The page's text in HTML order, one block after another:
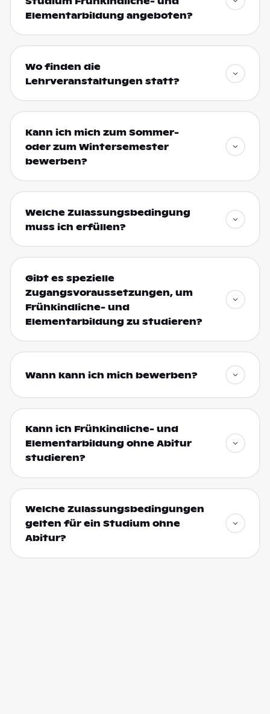
Elementarbildung angeboten?
Wo finden die
Lehrveranstaltungen statt?
Kann ich mich zum Sommer-
oder zum Wintersemester
bewerben?
Welche Zulassungsbedingung
muss ich erfüllen?
Gibt es spezielle
Zugangsvoraussetzungen, um
Frühkindliche- und
Elementarbildung zu studieren?
Wann kann ich mich bewerben?
Kann ich Frühkindliche- und
Elementarbildung ohne Abitur
studieren?
Welche Zulassungsbedingungen
gelten für ein Studium ohne
Abitur?